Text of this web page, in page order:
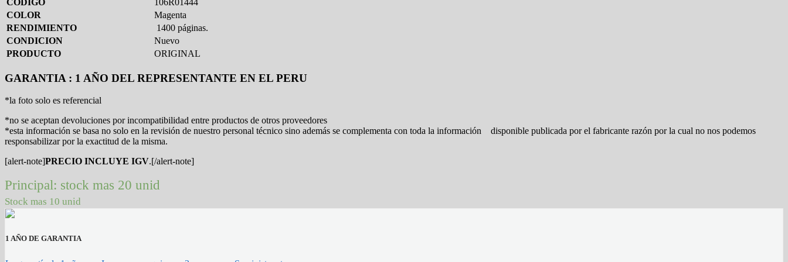
COLOR
Magenta
RENDIMIENTO
1400 páginas.
CONDICION
Nuevo
PRODUCTO
ORIGINAL
GARANTIA : 1 AÑO DEL REPRESENTANTE EN EL PERU
*la foto solo es referencial
*no se aceptan devoluciones por incompatibilidad entre productos de otros proveedores
*esta información se basa no solo en la revisión de nuestro personal técnico sino además se complementa con toda la información disponible publicada por el fabricante razón por la cual no nos podemos
responsabilizar por la exactitud de la misma.
[alert-note]PRECIO INCLUYE IGV.[/alert-note]
Principal: stock mas 20 unid
Stock mas 10 unid
1 AÑO DE GARANTIA